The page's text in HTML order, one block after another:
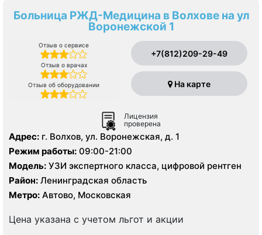
Больница РЖД-Медицина в Волхове на ул
Воронежской 1
Отзыв о сервисе
Отзыв о врачах
Отзыв об оборудовании
+7(812)209-29-49
На карте
Лицензия
проверена
Адрес: г. Волхов, ул. Воронежская, д. 1
Режим работы: 09:00-21:00
Модель: УЗИ экспертного класса, цифровой рентген
Район: Ленинградская область
Метро: Автово, Московская
Цена указана с учетом льгот и акции